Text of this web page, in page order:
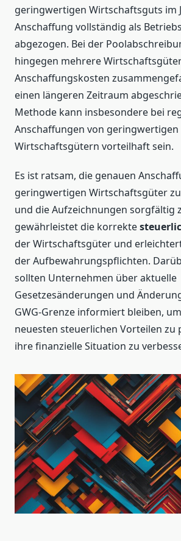
geringwertigen Wirtschaftsguts im
Anschaffung vollständig als
abgezogen. Bei der
hingegen mehrere
Anschaffungskosten
einen längeren Zeitraum
Methode kann insbesondere bei
Anschaffungen von geringwertigen
Wirtschaftsgütern vorteilhaft sein.
Es ist ratsam, die genauen
geringwertigen Wirtschaftsgüter
und die Aufzeichnungen sorgfältig
gewährleistet die korrekte
der Wirtschaftsgüter und
der Aufbewahrungspflichten.
sollten Unternehmen über aktuelle
Gesetzesänderungen und
GWG-Grenze informiert bleiben,
neuesten steuerlichen Vorteilen
ihre finanzielle Situation zu